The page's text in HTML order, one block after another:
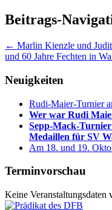
Beitrags-
← Marlin Kienzle und
und 60 Jahre Fechten in
Neuigkeiten
Rudi-Maier-Turnier
Wer war Rudi
Sepp-Mack-
Medaillen für SV
Am 18. und 19.
Terminvorschau
Keine Veranstaltungsdaten